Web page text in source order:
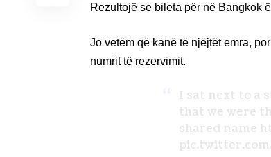
Rezultojë se bileta për në Bangkok
Jo vetëm që kanë të njëjtët emra,
numrit të rezervimit.
I sat next to a
that we were
shared name